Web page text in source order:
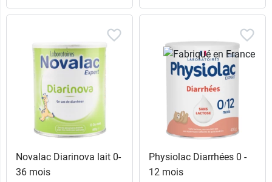
Novalac Diarinova lait 0-
36 mois
Physiolac Diarrhées 0 -
12 mois